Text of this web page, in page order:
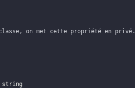
on met cette propriété en privé.
string